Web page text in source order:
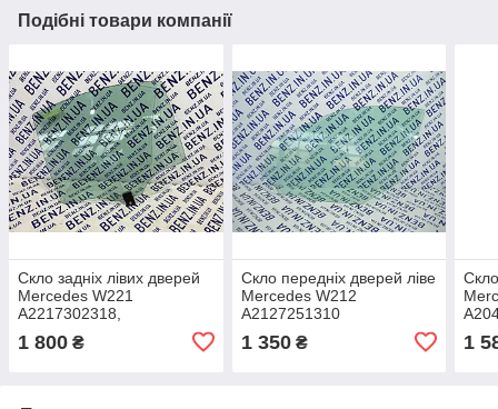
Подібні товари компанії
Скло задніх лівих дверей
Mercedes W221
A2217302318,
1 800 ₴
Скло передніх дверей ліве
Mercedes W212
A2127251310
1 350₴ 1